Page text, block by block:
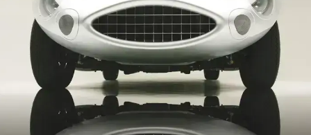
אסטון מרטין רפליקה DBR2 / אתר יצרן